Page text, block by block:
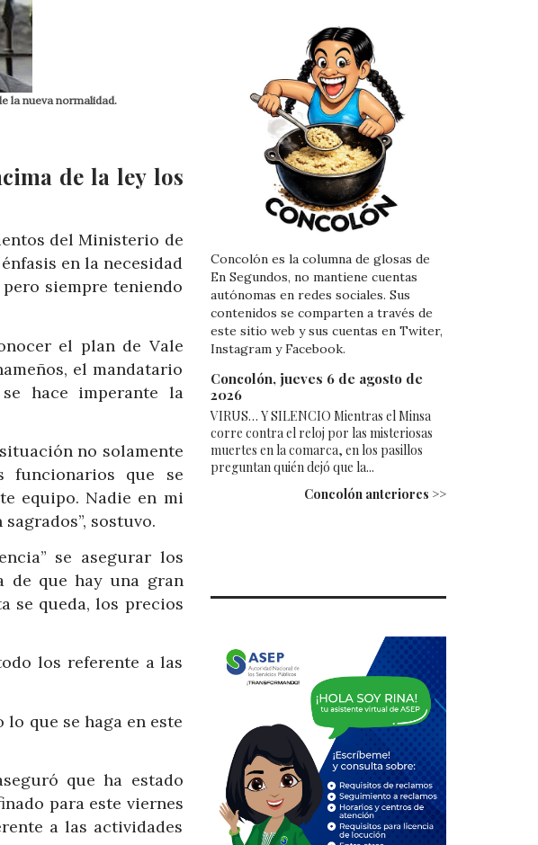
la nueva normalidad.
de la ley los
del Ministerio de
en la necesidad
siempre teniendo
el plan de Vale
el mandatario
hace imperante la
no solamente
funcionarios que se
equipo. Nadie en mi
sostuvo.
se asegurar los
de que hay una gran
se queda, los precios
los referente a las
que se haga en este
que ha estado
para este viernes
a las actividades
Concolón es la columna de glosas de
En Segundos, no mantiene cuentas
autónomas en redes sociales. Sus
contenidos se comparten a través de
este sitio web y sus cuentas en Twiter,
Instagram y Facebook.
Concolón, jueves 6 de agosto de
2026
VIRUS… Y SILENCIO Mientras el Minsa
corre contra el reloj por las misteriosas
muertes en la comarca, en los pasillos
preguntan quién dejó que la...
Concolón anteriores >>